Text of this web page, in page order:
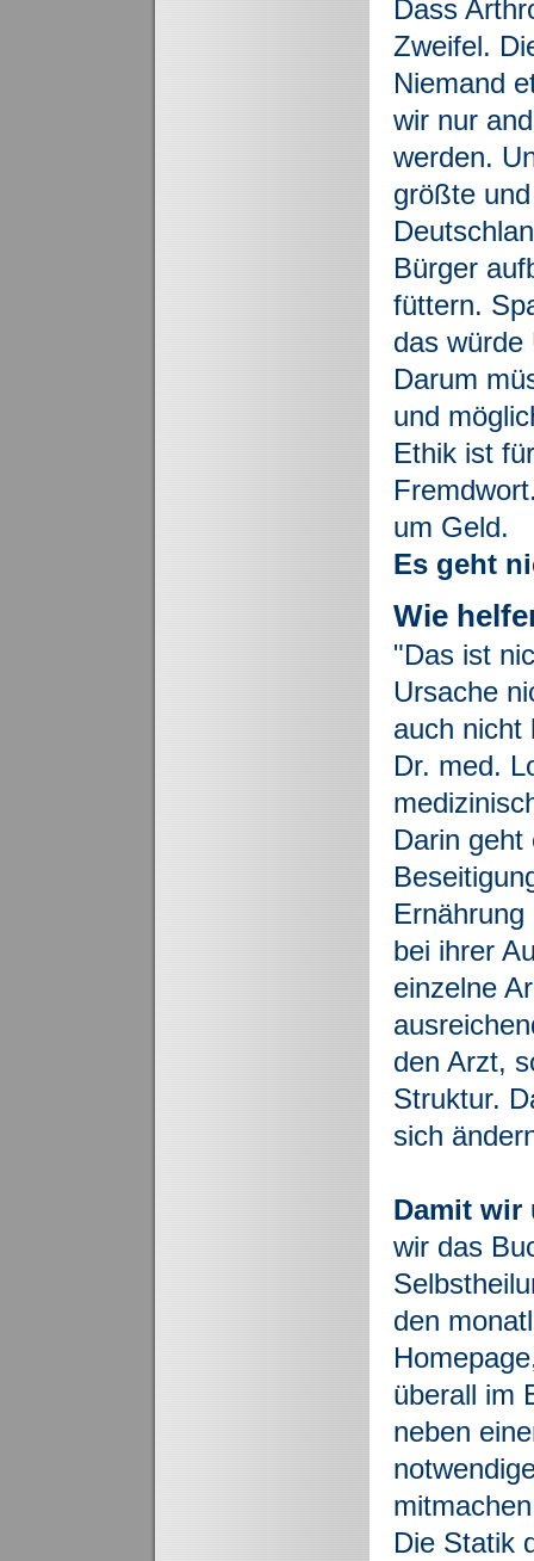
Dass
Zweifel.
Niemand
wir nur
werden.
größte
Bürger
füttern.
das würde
Darum
und
Ethik ist
um Geld.
Es geht
Wie
"Das ist
Ursache
auch nicht
Dr. med.
Darin geht
bei ihrer
einzelne
den Arzt,
Struktur.
sich
Damit wir
wir das
den
überall im
neben
Die Statik